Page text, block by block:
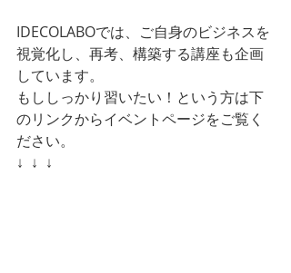
IDECOLABOでは、ご自身のビジネスを
視覚化し、再考、構築する講座も企画
しています。
もししっかり習いたい！という方は下
のリンクからイベントページをご覧く
ださい。
↓  ↓  ↓